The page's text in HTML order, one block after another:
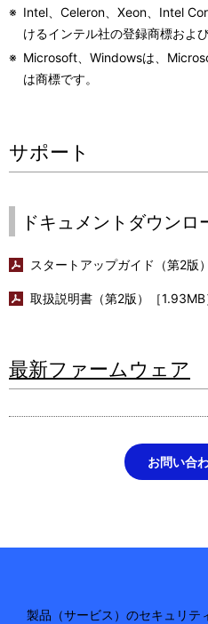
※ Intel、Celeron、Xeon、Intel
けるインテル社の登録商標および
※ Microsoft、Windowsは、
は商標です。
サポート
ドキュメントダウンロ
スタートアップガイド（第2版
取扱説明書（第2版）［1.93MB
最新ファームウェア
お問い合
製品（サービス）のセキュリテ